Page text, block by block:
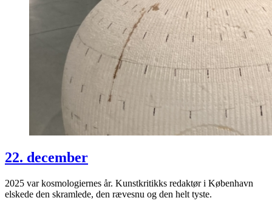
22. december
2025 var kosmologiernes år. Kunstkritikks redaktør i København
elskede den skramlede, den rævesnu og den helt tyste.